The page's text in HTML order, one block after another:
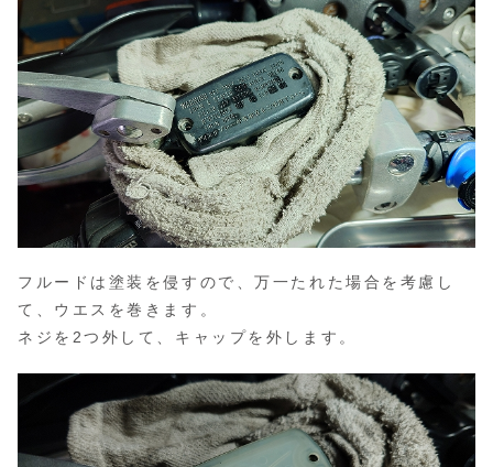
フルードは塗装を侵すので、万一たれた場合を考慮し
て、ウエスを巻きます。
ネジを2つ外して、キャップを外します。